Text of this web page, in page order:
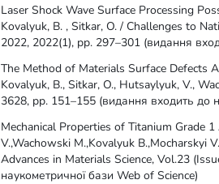
Laser Shock Wave Surface Processing
Kovalyuk, B. , Sitkar, O. / Challenges to
2022, 2022(1), pp. 297–301 (видання
The Method of Materials Surface Defects
Kovalyuk, B., Sitkar, O., Hutsaylyuk, V.,
3628, pp. 151–155 (видання входить до
Mechanical Properties of Titanium Grade
V.,Wachowski M.,Kovalyuk B.,Mocharskyi
Advances in Materials Science, Vol.23
наукометричної бази Web of Science)